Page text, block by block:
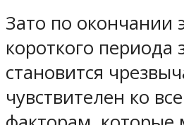
Зато по окончании
короткого
становится
чувствителен ко